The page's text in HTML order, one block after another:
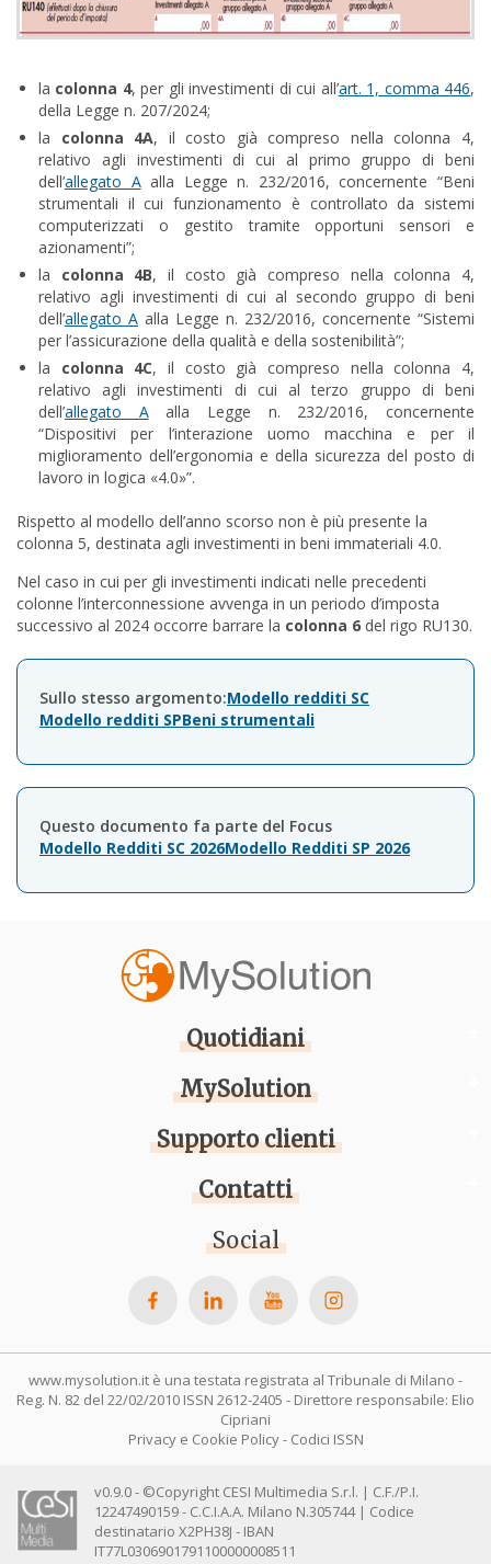
la colonna 4, per gli investimenti di cui all’art. 1, comma 446,
della Legge n. 207/2024;
la colonna 4A, il costo già compreso nella colonna 4,
relativo agli investimenti di cui al primo gruppo di beni
dell’allegato Aalla Legge n. 232/2016, concernente “Beni
strumentali il cui funzionamento è controllato da sistemi
computerizzati o gestito tramite opportuni sensori e
azionamenti”;
la colonna 4B, il costo già compreso nella colonna 4,
relativo agli investimenti di cui al secondo gruppo di beni
dell’allegato A alla Legge n. 232/2016, concernente “Sistemi
per l’assicurazione della qualità e della sostenibilità”;
la colonna 4C, il costo già compreso nella colonna 4,
relativo agli investimenti di cui al terzo gruppo di beni
dell’allegato Aalla Legge n. 232/2016, concernente
“Dispositivi per l’interazione uomo macchina e per il
miglioramento dell’ergonomia e della sicurezza del posto di
lavoro in logica «4.0»”.
Rispetto al modello dell’anno scorso non è più presente la
colonna 5, destinata agli investimenti in beni immateriali 4.0.
Nel caso in cui per gli investimenti indicati nelle precedenti
colonne l’interconnessione avvenga in un periodo d’imposta
successivo al 2024 occorre barrare la colonna 6 del rigo RU130.
Sullo stesso argomento:Modello redditi SC
Modello redditi SPBeni strumentali
Questo documento fa parte del Focus
Modello Redditi SC 2026Modello Redditi SP 2026
Quotidiani
MySolution
Supporto clienti
Contatti
Social
www.mysolution.it è una testata registrata al Tribunale di Milano -
Reg. N. 82 del 22/02/2010 ISSN 2612-2405 - Direttore responsabile: Elio
Cipriani
Privacy e Cookie Policy- Codici ISSN
v0.9.0 - ©Copyright CESI Multimedia S.r.l. | C.F./P.I.
12247490159 - C.C.I.A.A. Milano N.305744 | Codice
destinatario X2PH38J - IBAN
IT77L0306901791100000008511